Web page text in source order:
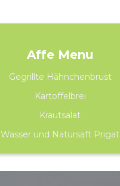
Affe Menu
Gegrillte Hähnchenbrust
Kartoffelbrei
Krautsalat
Wasser und Natursaft Prigat